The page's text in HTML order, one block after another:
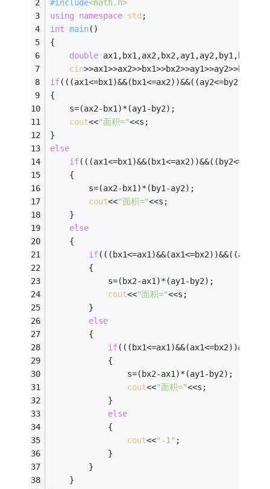
#include<math.h>
using
namespace std ;
int main()
{
double ax1,bx1,ax2,bx2,ay1,ay2,by1,by2,s;
cin
if
{
	s=(ax2-bx1)*(ay1-by2);
cout<<"面积="<<s;
}
else
if
	{
		s=(ax2-bx1)*(by1-ay2);
cout<<"面积="<<s;
	}
else
	{
if
		{
			s=(bx2-ax1)*(ay1-by2);
cout<<"面积="<<s;
		}
else
		{
if
			{
				s=(bx2-ax1)*(ay1-by2);
cout<<"面积="<<s;
			}
else
			{
cout<<"-1" ;
			}
		}
	}